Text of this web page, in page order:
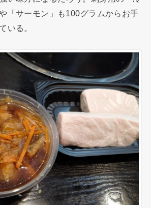
「サーモン」も100グラムからお手
いる。